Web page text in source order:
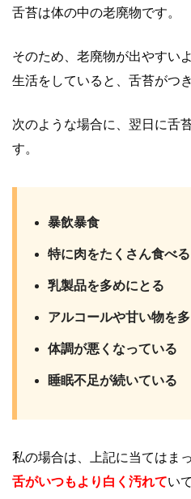
舌苔は体の中の老廃物です。
そのため、老廃物が出やすいよ
生活をしていると、舌苔がつ
次のような場合に、翌日に舌
す。
暴飲暴食
特に肉をたくさん食べる
乳製品を多めにとる
アルコールや甘い物を
体調が悪くなっている
睡眠不足が続いている
私の場合は、上記に当てはま
舌がいつもより白く汚れてい